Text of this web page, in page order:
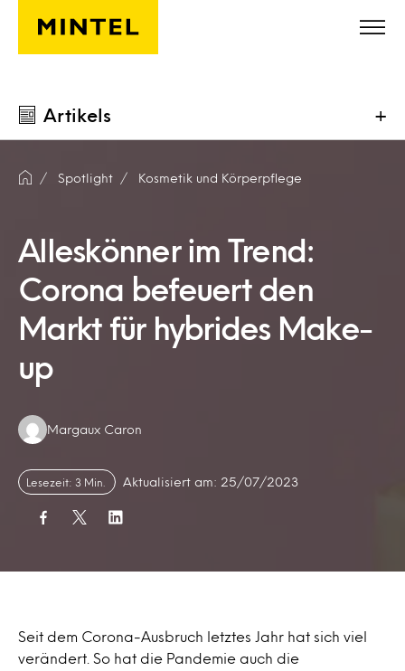
Skip to main content
Artikels +
Spotlight Kosmetik und Körperpflege
Alleskönner im Trend:
Corona befeuert den
Markt für hybrides Make-
up
Authors:
Margaux Caron
Lesezeit: 3 Min. Aktualisiert am: 25/07/2023
Seit dem Corona-Ausbruch letztes Jahr hat sich viel
verändert. So hat die Pandemie auch die